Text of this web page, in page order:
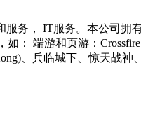
服务， IT服务。本公司拥
： 端游和页游：Crossfire
、兵临城下、惊天战